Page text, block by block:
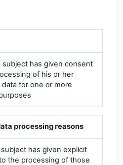
subject has given consent
of his or her
data for one or more
processing reasons
has given explicit
the processing of those